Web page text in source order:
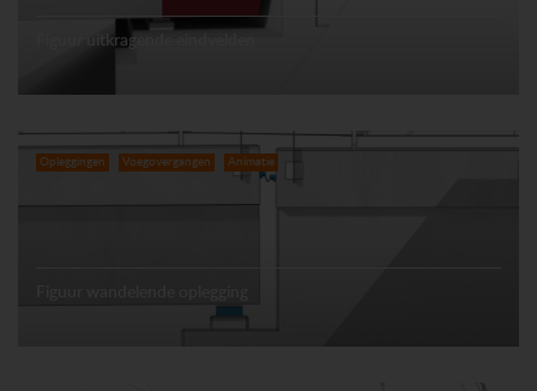
Figuur uitkragende eindvelden
Opleggingen Voegovergangen Animatie